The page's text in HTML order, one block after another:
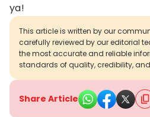
ya!
This article is written by our
carefully reviewed by our editorial
the most accurate and reliable
standards of quality, credibility,
Share Article